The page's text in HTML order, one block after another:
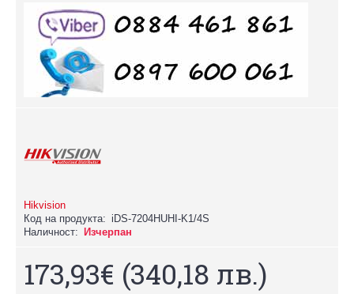
Hikvision
Код на продукта: iDS-7204HUHI-K1/4S
Наличност:
Изчерпан
173,93€ (340,18 лв.)